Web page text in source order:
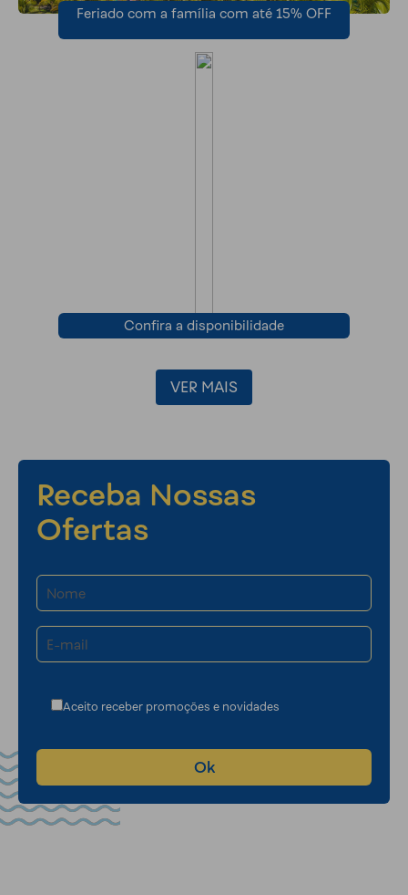
Feriado com a família com até 15% OFF
Confira a disponibilidade
VER MAIS
Receba Nossas
Ofertas
Aceito receber promoções e novidades